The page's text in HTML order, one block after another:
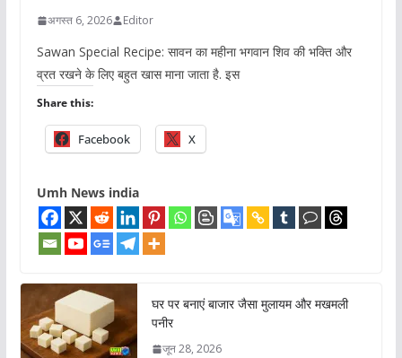
अगस्त 6, 2026 Editor
Sawan Special Recipe: सावन का महीना भगवान शिव की भक्ति और
व्रत रखने के लिए बहुत खास माना जाता है. इस
Share this:
Facebook X
Umh News india
घर पर बनाएं बाजार जैसा मुलायम और मखमली
पनीर
जून 28, 2026